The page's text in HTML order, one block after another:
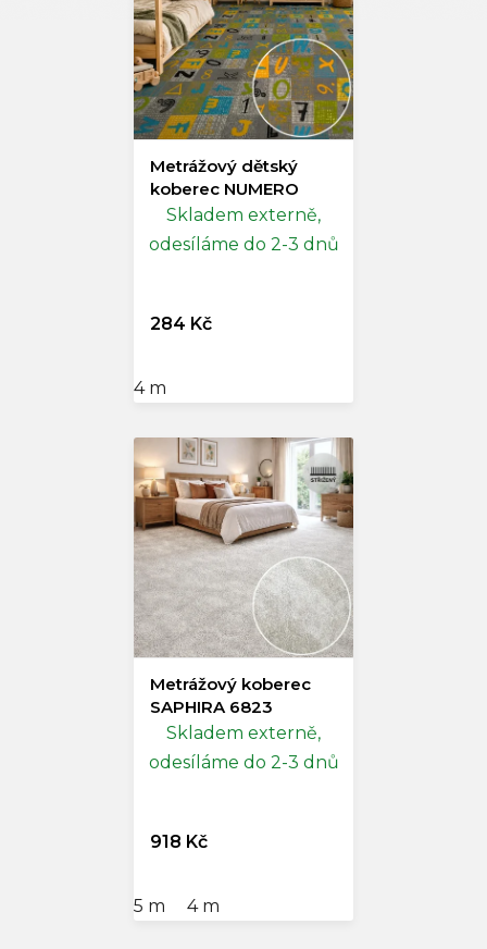
Metrážový dětský
koberec NUMERO
Skladem externě,
odesíláme do 2-3 dnů
284 Kč
4 m
Metrážový koberec
SAPHIRA 6823
Skladem externě,
odesíláme do 2-3 dnů
918 Kč
5 m 4 m